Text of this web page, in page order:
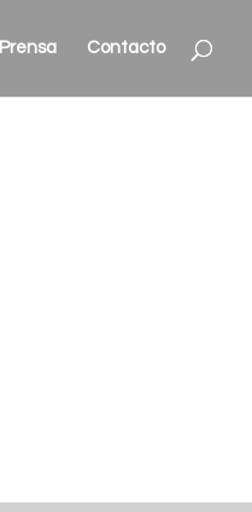
Prensa Contacto